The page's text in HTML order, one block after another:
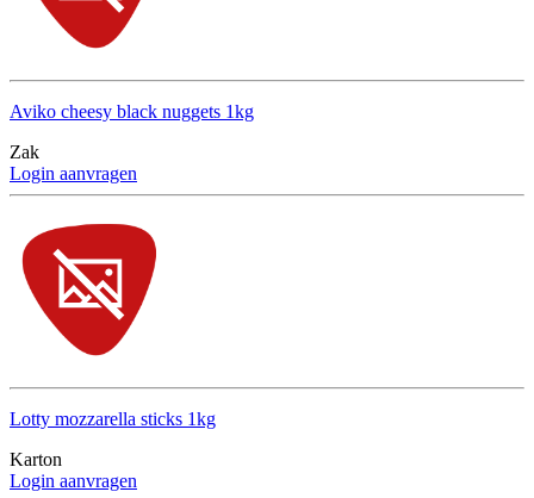
Aviko cheesy black nuggets 1kg
Zak
Login aanvragen
Lotty mozzarella sticks 1kg
Karton
Login aanvragen